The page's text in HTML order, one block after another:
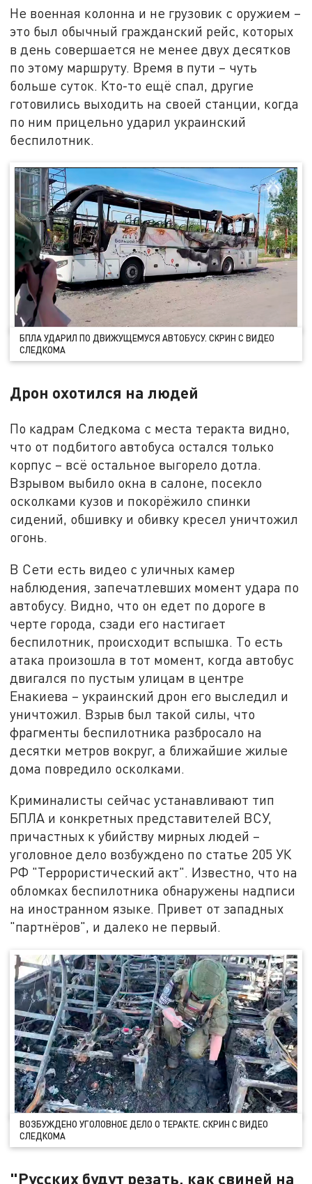
Не военная колонна и не грузовик с оружием –
это был обычный гражданский рейс, которых
в день совершается не менее двух десятков
по этому маршруту. Время в пути – чуть
больше суток. Кто-то ещё спал, другие
готовились выходить на своей станции, когда
по ним прицельно ударил украинский
беспилотник.
БПЛА УДАРИЛ ПО ДВИЖУЩЕМУСЯ АВТОБУСУ. СКРИН С ВИДЕО
СЛЕДКОМА
Дрон охотился на людей
По кадрам Следкома с места теракта видно,
что от подбитого автобуса остался только
корпус – всё остальное выгорело дотла.
Взрывом выбило окна в салоне, посекло
осколками кузов и покорёжило спинки
сидений, обшивку и обивку кресел уничтожил
огонь.
В Сети есть видео с уличных камер
наблюдения, запечатлевших момент удара по
автобусу. Видно, что он едет по дороге в
черте города, сзади его настигает
беспилотник, происходит вспышка. То есть
атака произошла в тот момент, когда автобус
двигался по пустым улицам в центре
Енакиева – украинский дрон его выследил и
уничтожил. Взрыв был такой силы, что
фрагменты беспилотника разбросало на
десятки метров вокруг, а ближайшие жилые
дома повредило осколками.
Криминалисты сейчас устанавливают тип
БПЛА и конкретных представителей ВСУ,
причастных к убийству мирных людей –
уголовное дело возбуждено по статье 205 УК
РФ "Террористический акт". Известно, что на
обломках беспилотника обнаружены надписи
на иностранном языке. Привет от западных
"партнёров", и далеко не первый.
ВОЗБУЖДЕНО УГОЛОВНОЕ ДЕЛО О ТЕРАКТЕ. СКРИН С ВИДЕО
СЛЕДКОМА
"Русских будут резать, как свиней на